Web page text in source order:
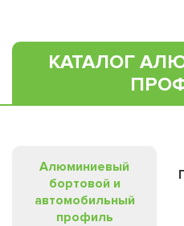
КАТАЛОГ
Алюминиевый
бортовой и
автомобильный
профиль